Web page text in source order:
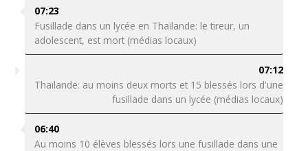
07:23
Fusillade dans un lycée en Thaïlande: le tireur, un
adolescent, est mort (médias locaux)
07:12
Thaïlande: au moins deux morts et 15 blessés lors d'une
fusillade dans un lycée (médias locaux)
06:40
Au moins 10 élèves blessés lors une fusillade dans une